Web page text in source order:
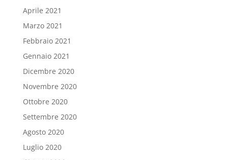
Aprile 2021
Marzo 2021
Febbraio 2021
Gennaio 2021
Dicembre 2020
Novembre 2020
Ottobre 2020
Settembre 2020
Agosto 2020
Luglio 2020